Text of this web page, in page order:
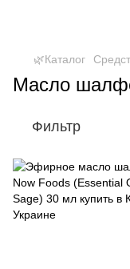
🌿Каталог
Масло
Фильтр